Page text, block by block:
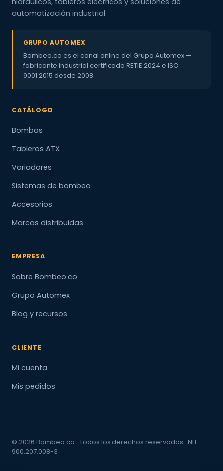
hidráulicos, tableros eléctricos y soluciones de
automatización industrial.
GRUPO AUTOMEX
Bombeo.co es el canal online del Grupo Automex —
fabricante industrial certificado RETIE 2024 e ISO
9001:2015 desde 2008.
CATÁLOGO
Bombas
Tableros ATX
Variadores
Sistemas de bombeo
Accesorios
Marcas distribuidas
EMPRESA
Sobre Bombeo.co
Grupo Automex
Blog y recursos
CLIENTE
Mi cuenta
Mis pedidos
© 2026 Bombeo.co · Todos los derechos reservados · NIT
900.207.008-3